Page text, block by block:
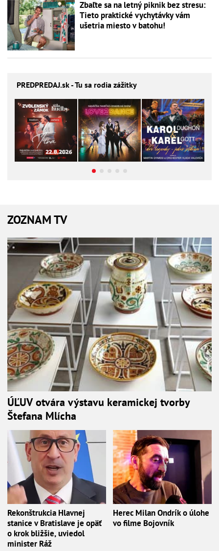
Zbaľte sa na letný piknik bez stresu:
Tieto praktické vychytávky vám
ušetria miesto v batohu!
PREDPREDAJ.sk - Tu sa rodia zážitky
ZOZNAM TV
ÚĽUV otvára výstavu keramickej tvorby
Štefana Mlícha
Rekonštrukcia Hlavnej
stanice v Bratislave je opäť
o krok bližšie, uviedol
minister Ráž
Herec Milan Ondrík o úlohe
vo filme Bojovník